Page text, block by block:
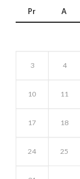
Pr A
3 4
10 11
17 18
24 25